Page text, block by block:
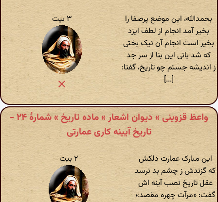
بحمدالله، این موضع پرصفا را
بخیر آمد انجام از لطف ایزد
بخیر است انجام آن نیک بختی
که شد بانی این بنا از سر جد
ز اندیشه جستم چو تاریخ، گفتا:
[...]
۳ بیت
واعظ قزوینی » دیوان اشعار » ماده تاریخ » شمارهٔ ۲۴ -
تاریخ آیینه کاری عمارتی
این مبارک عمارت دلکش
که گزندش ز چشم بد نرسد
عقل تاریخ نصب آینه اش
گفت: «مرآت چهره مقصد»
۲ بیت